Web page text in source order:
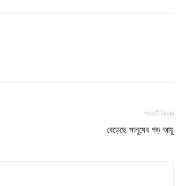
পরবর্তী নিবন্ধ
বেড়েছে মানুষের গড় আয়ু